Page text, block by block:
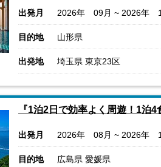
出発月 2026年 09月 ~ 2026年
目的地 山形県
出発地 埼玉県 東京23区
『1泊2日で効率よく周遊！1泊
出発月 2026年 08月 ~ 2026年
目的地 広島県 愛媛県